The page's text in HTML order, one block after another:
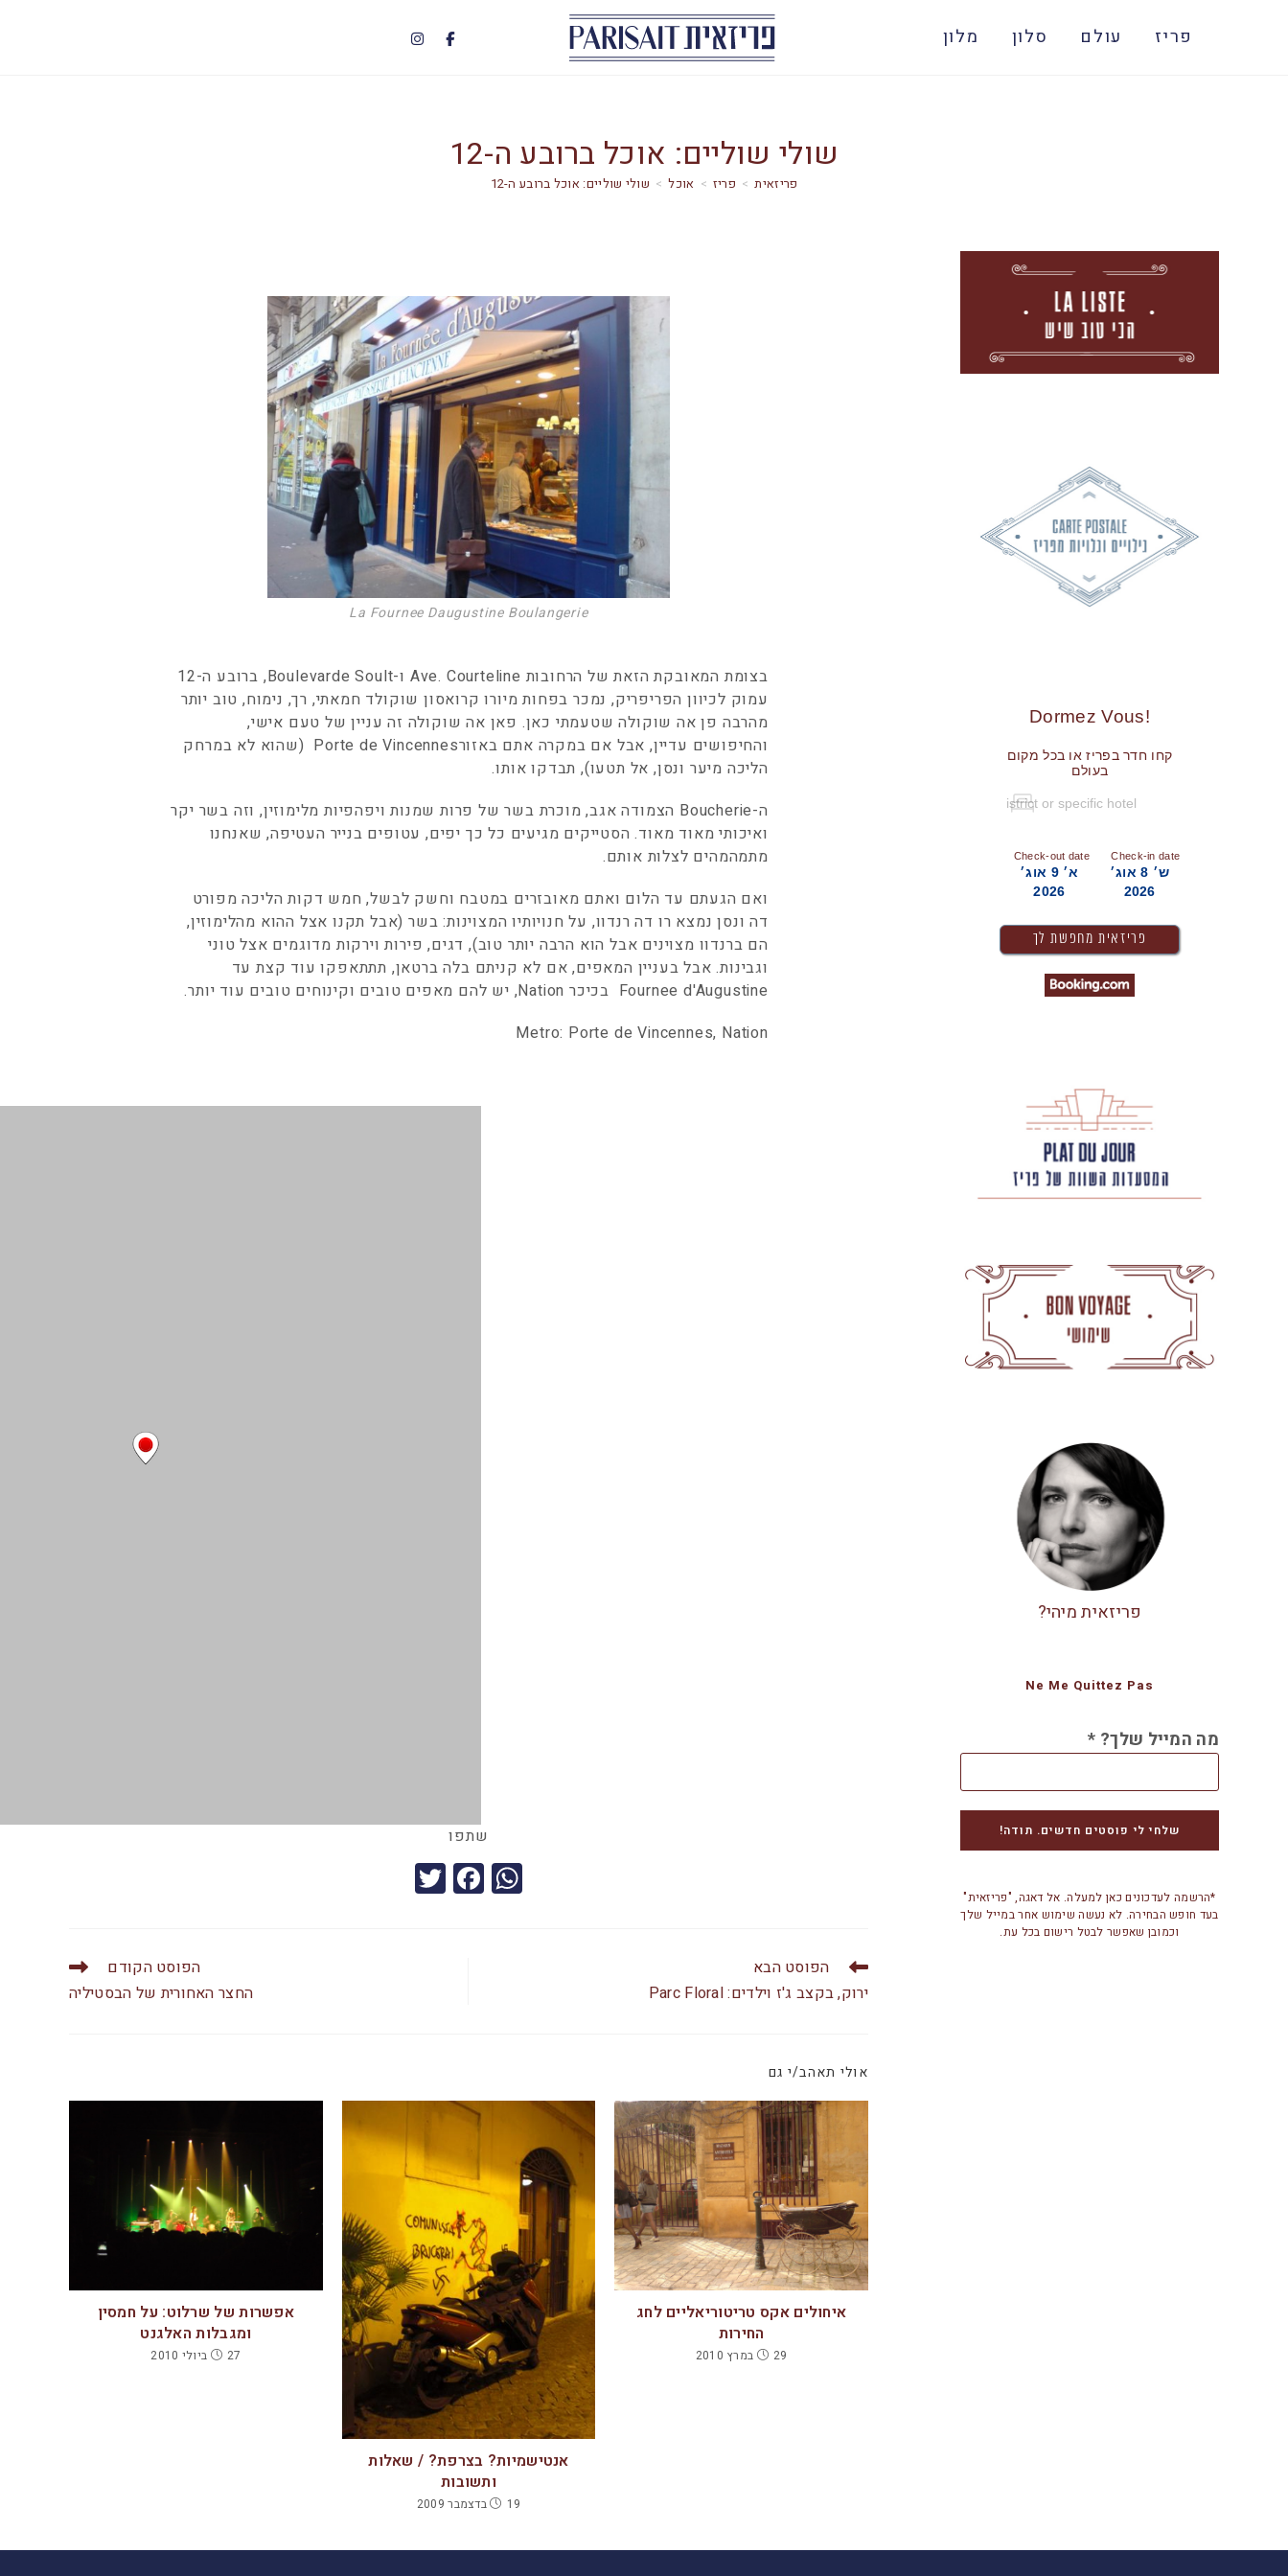
פריז עולם סלון מלון
שולי שוליים: אוכל ברובע ה-12
> פריז > אוכל > שולי שוליים: אוכל ברובע ה-12
La Fournee Daugustine Boulangerie
בצומת המאובקת הזאת של הרחובות Ave. Courteline ו-Boulevarde Soult, ברובע ה-12
עמוק לכיוון הפריפריק, נמכר בפחות מיורו קרואסון שוקולד חמאתי, רך, נימוח, טוב יותר
מהרבה פן אה שוקולה שטעמתי כאן. פאן אה שוקולה זה עניין של טעם אישי,
והחיפושים עדיין, אבל אם במקרה אתם באזורPorte de Vincennes (שהוא לא במרחק
הליכה מיער ונסן, אל תטעו), תבדקו אותו.
ה-Boucherie הצמודה אגב, מוכרת בשר של פרות שמנות ויפהפיות מלימוזין, וזה בשר יקר
ואיכותי מאוד מאוד. הסטייקים מגיעים כל כך יפים, עטופים בנייר העטיפה, שאנחנו
מתמהמהים לצלות אותם.
ואם הגעתם עד הלום ואתם מאובזרים במטבח וחשק לבשל, חמש דקות הליכה מפורט
דה ונסן נמצא רו דה רנדוו, על חנויותיו המצוינות: בשר (אבל תקנו אצל ההוא מהלימוזין,
הם ברנדוו מצוינים אבל הוא הרבה יותר טוב), דגים, פירות וירקות מדוגמים אצל טוני
וגבינות. אבל בעניין המאפים, אם לא קניתם בלה ברטאן, תתתאפקו עוד קצת עד
Fournee d'Augustine בכיכר Nation, יש להם מאפים טובים וקינוחים טובים עוד יותר.
Metro: Porte de Vincennes, Nation
שתפו
W
h
F
a
k
הפוסט הקודם
החצר האחורית של הבסטיליה
הפוסט הבא
ירוק, בקצב ג'ז וילדים: Parc Floral
אולי תאהב/י גם
אפשרות של שרלוט: על חמסין
ומגבלות האלגנט
27 ביולי 2010
אנטישמיות? בצרפת? / שאלות
ותשובות
19 בדצמבר 2009
איחולים אקס טריטוריאליים לחג
החירות
29 במרץ 2010
!Dormez Vous
קחו חדר בפריז או בכל מקום
בעולם
Check-in date
ש׳ 8 אוג׳
2026
Check-out date
א׳ 9 אוג׳
2026
פריזאית מיהי?
Ne Me Quittez Pas
מה המייל שלך? *
*הרשמה לעדכונים כאן למעלה. אל דאגה, "פריזאית"
בעד חופש הבחירה. לא נעשה שימוש אחר במייל שלך
וכמובן שאפשר לבטל רישום בכל עת.